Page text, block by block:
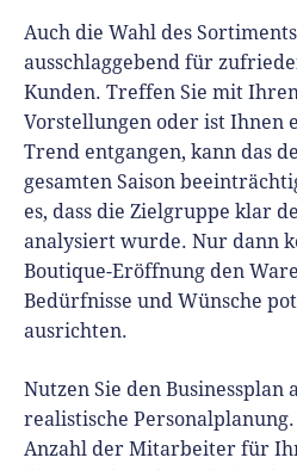
Auch die Wahl des
ausschlaggebend für
Kunden. Treffen Sie mit
Vorstellungen oder ist Ihnen
Trend entgangen, kann das
gesamten Saison
es, dass die Zielgruppe klar
analysiert wurde. Nur dann
Boutique-Eröffnung den
Bedürfnisse und Wünsche
ausrichten.
Nutzen Sie den Businessplan
realistische
Anzahl der Mitarbeiter für Ihr